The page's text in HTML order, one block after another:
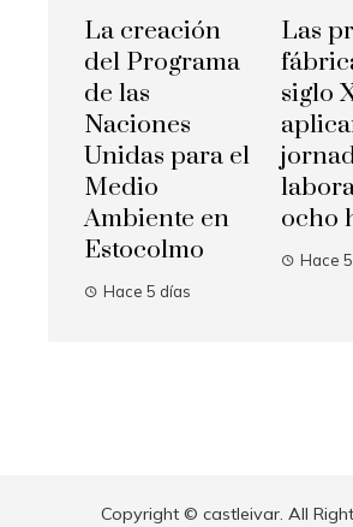
La creación
del Programa
de las
Naciones
Unidas para el
Medio
Ambiente en
Estocolmo
Hace 5 días
Las
siglo
ocho
Hace
Copyright © castleivar. All